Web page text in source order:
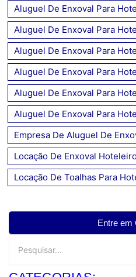
Aluguel De Enxoval Para
Aluguel De Enxoval Para
Aluguel De Enxoval Para
Aluguel De Enxoval Para
Aluguel De Enxoval Para
Aluguel De Enxoval Para
Empresa De Aluguel De
Locação De Enxoval
Locação De Toalhas Para
Entre em